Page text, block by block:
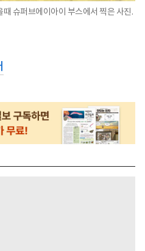
슈퍼브에이아이 부스에서 찍은 사진.